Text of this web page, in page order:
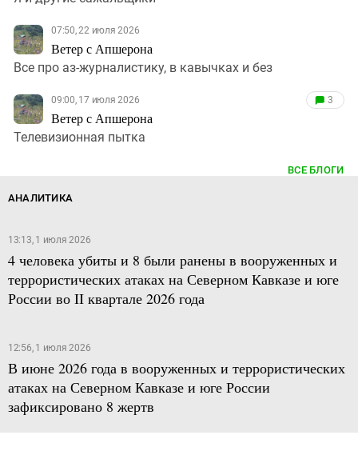
07:50, 22 июля 2026
Ветер с Апшерона
Все про аз-журналистику, в кавычках и без
09:00, 17 июля 2026
Ветер с Апшерона
3
Телевизионная пытка
ВСЕ БЛОГИ
АНАЛИТИКА
13:13, 1 июля 2026
4 человека убиты и 8 были ранены в вооруженных и
террористических атаках на Северном Кавказе и юге
России во II квартале 2026 года
12:56, 1 июля 2026
В июне 2026 года в вооруженных и террористических
атаках на Северном Кавказе и юге России
зафиксировано 8 жертв